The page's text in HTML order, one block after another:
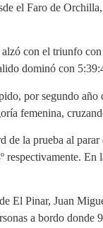
el Faro de
con el triunfo
dominó con
por segundo
femenina,
la prueba al
El Pinar, Juan
a bordo